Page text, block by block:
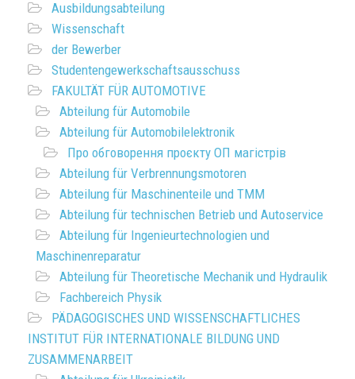
Ausbildungsabteilung
Wissenschaft
der Bewerber
Studentengewerkschaftsausschuss
FAKULTÄT FÜR AUTOMOTIVE
Abteilung für Automobile
Abteilung für Automobilelektronik
Про обговорення проєкту ОП магістрів
Abteilung für Verbrennungsmotoren
Abteilung für Maschinenteile und TMM
Abteilung für technischen Betrieb und Autoservice
Abteilung für Ingenieurtechnologien und
Maschinenreparatur
Abteilung für Theoretische Mechanik und Hydraulik
Fachbereich Physik
PÄDAGOGISCHES UND WISSENSCHAFTLICHES
INSTITUT FÜR INTERNATIONALE BILDUNG UND
ZUSAMMENARBEIT